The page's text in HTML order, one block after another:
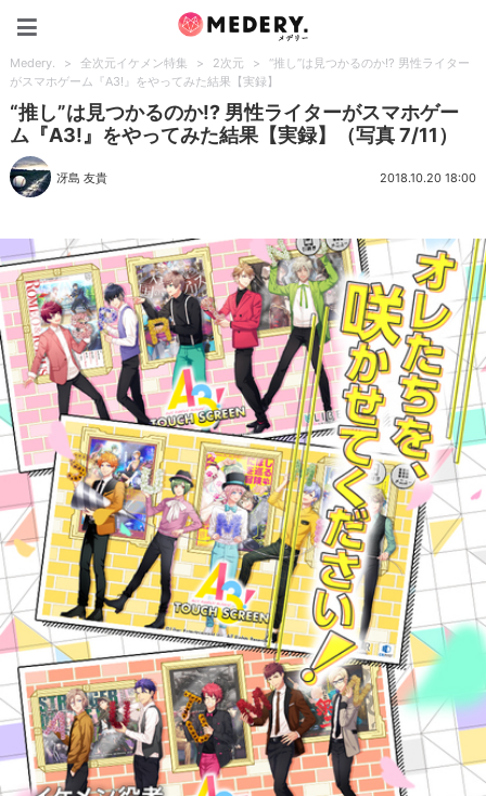
Medery. > 全次元イケメン特集 > 2次元 >
“推し”は見つかるのか!? 男性ライター
がスマホゲーム『A3!』をやってみた結果【実録】
“推し”は見つかるのか!? 男性ライターがスマホゲー
ム『A3!』をやってみた結果【実録】（写真 7/11）
冴島 友貴 2018.10.20 18:00